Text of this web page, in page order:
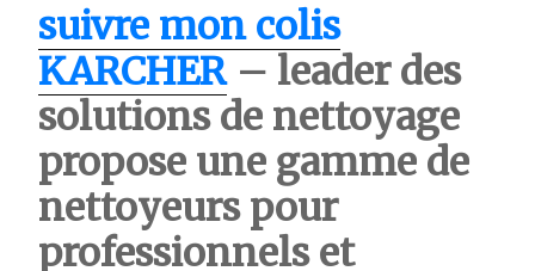
suivre mon colis
KARCHER– leader des
solutions de nettoyage
propose une gamme de
nettoyeurs pour
professionnels et